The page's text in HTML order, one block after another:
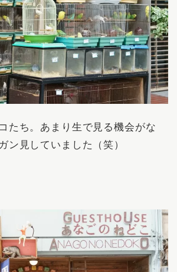
たち。あまり生で見る機会がな
ン見していました（笑）